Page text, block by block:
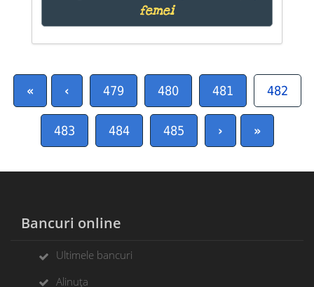
femei
« ‹ 479 480 481 482
483 484 485 › »
Bancuri online
Ultimele bancuri
Alinuța